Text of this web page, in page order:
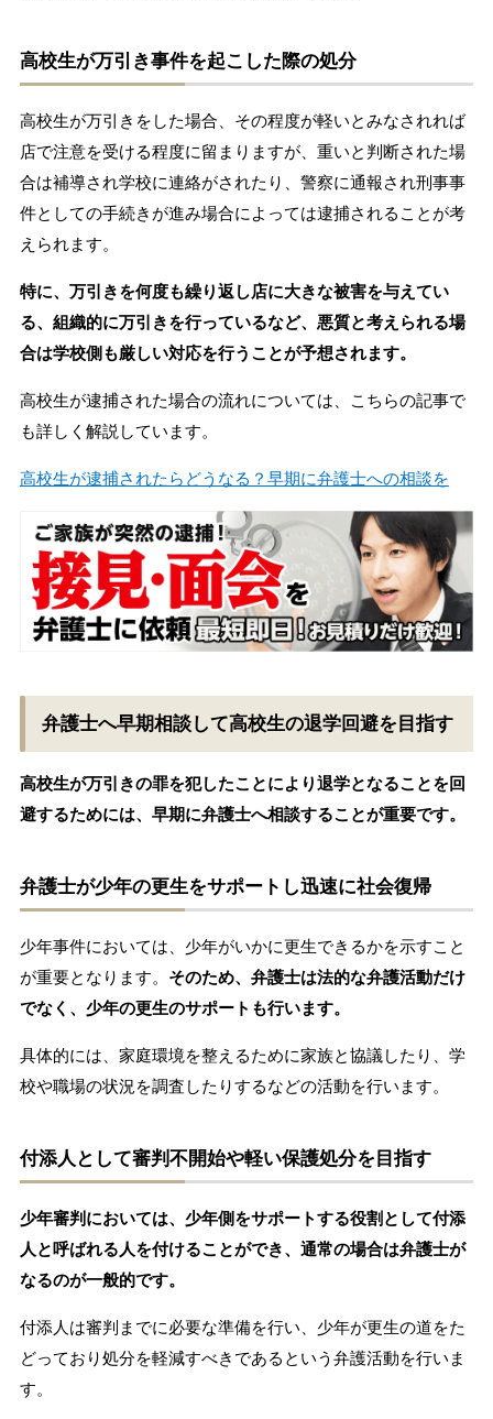
高校生が万引き事件を起こした際の処分
高校生が万引きをした場合、その程度が軽いとみなされれば
店で注意を受ける程度に留まりますが、重いと判断された場
合は補導され学校に連絡がされたり、警察に通報され刑事事
件としての手続きが進み場合によっては逮捕されることが考
えられます。
特に、万引きを何度も繰り返し店に大きな被害を与えてい
る、組織的に万引きを行っているなど、悪質と考えられる場
合は学校側も厳しい対応を行うことが予想されます。
高校生が逮捕された場合の流れについては、こちらの記事で
も詳しく解説しています。
高校生が逮捕されたらどうなる？早期に弁護士への相談を
弁護士へ早期相談して高校生の退学回避を目指す
高校生が万引きの罪を犯したことにより退学となることを回
避するためには、早期に弁護士へ相談することが重要です。
弁護士が少年の更生をサポートし迅速に社会復帰
少年事件においては、少年がいかに更生できるかを示すこと
が重要となります。 そのため、弁護士は法的な弁護活動だけ
でなく、少年の更生のサポートも行います。
具体的には、家庭環境を整えるために家族と協議したり、学
校や職場の状況を調査したりするなどの活動を行います。
付添人として審判不開始や軽い保護処分を目指す
少年審判においては、少年側をサポートする役割として付添
人と呼ばれる人を付けることができ、通常の場合は弁護士が
なるのが一般的です。
付添人は審判までに必要な準備を行い、少年が更生の道をた
どっており処分を軽減すべきであるという弁護活動を行いま
す。